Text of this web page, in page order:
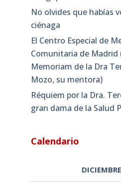
No olvides que habías
ciénaga
El Centro Especial de
Comunitaria de Madrid
Memoriam de la Dra
Mozo, su mentora)
Réquiem por la Dra.
gran dama de la Salud
Calendario